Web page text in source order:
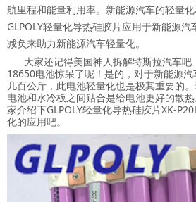
航里程和能量利用率。新能源汽车的轻量化
GLPOLY轻量化导热硅胶片应用于新能源
减负来助力新能源汽车轻量化。
大家还记得美国神人拆解特斯拉汽车吧
18650电池惊呆了呢！是的，对于新能源
几百公斤，此电池轻量化也是极其重要的
电池和水冷板之间贴合是给电池更好的散
家介绍下GLPOLY轻量化导热硅胶片XK-
化的应用吧。